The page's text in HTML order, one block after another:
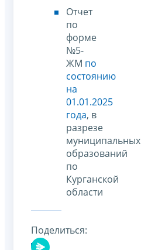
Отчет
по
форме
№5-
ЖМ по
состоянию
на
01.01.2025
года, в
разрезе
муниципальных
образований
по
Курганской
области
Поделиться: